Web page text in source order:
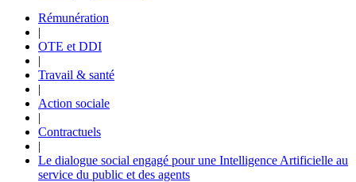
Rémunération
|
OTE et DDI
|
Travail & santé
|
Action sociale
|
Contractuels
|
Le dialogue social engagé pour une Intelligence Artificielle au
service du public et des agents